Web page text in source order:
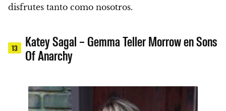
disfrutes tanto como nosotros.
13
Katey Sagal – Gemma Teller Morrow en Sons
Of Anarchy